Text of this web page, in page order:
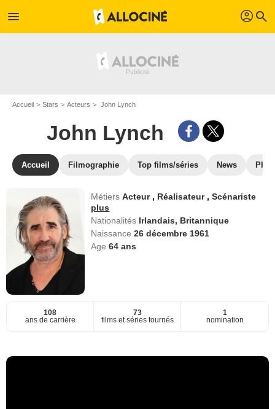
menu profil search
Accueil Stars Acteurs John Lynch
John Lynch
Accueil Filmographie Top films/séries News
MétiersActeur , Réalisateur ,Scénariste
plus
Nationalités Irlandais, Britannique
Naissance26 décembre 1961
Age64 ans
108
ans de carrière
73
films et séries tournés
1
nomination